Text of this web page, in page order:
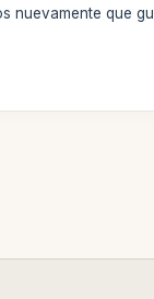
nuevamente que